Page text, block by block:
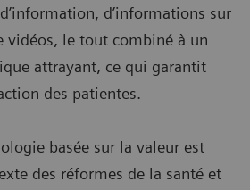
d’informations sur
vidéos, le tout combiné à un
attrayant, ce qui garantit
des patientes.
basée sur la valeur est
des réformes de la santé et